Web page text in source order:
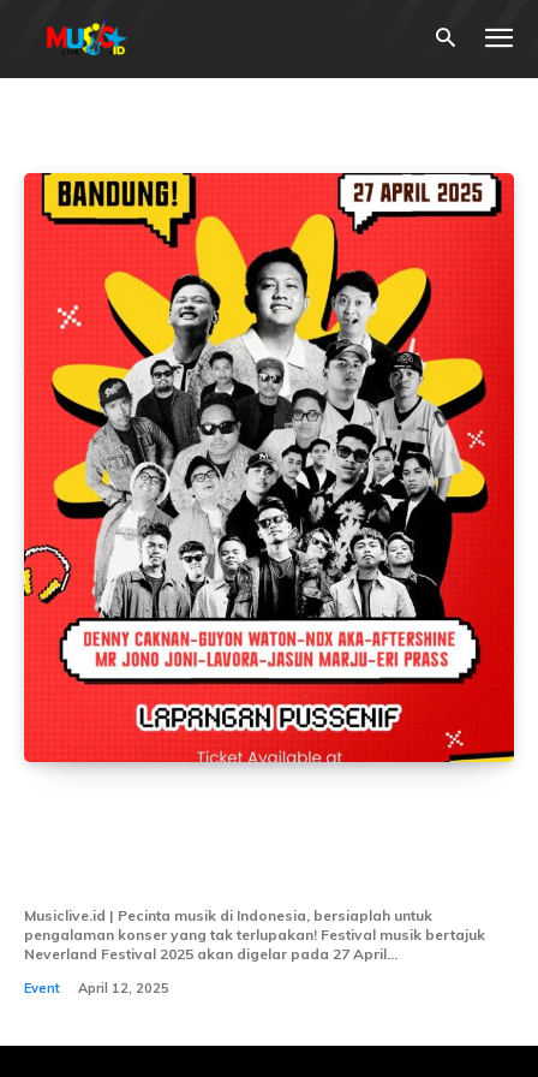
Tag:#DennyCaknan
Musiclive.id | Pecinta musik di Indonesia, bersiaplah untuk
pengalaman konser yang tak terlupakan! Festival musik bertajuk
Neverland Festival 2025 akan digelar pada 27 April...
Event April 12, 2025